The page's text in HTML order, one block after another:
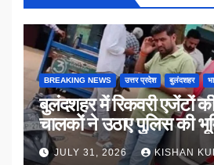
BREAKING NEWS उत्तर प्रदेश बुलंदशहर
बुलंदशहर में रिकवरी एजेंटों की दबंगई,
चालकों ने उठाए पुलिस की
JULY 31, 2026 KISHAN